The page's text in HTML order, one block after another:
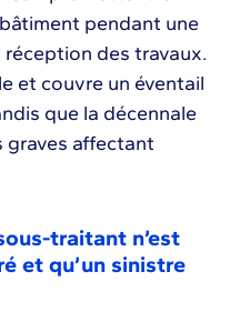
pendant une
des travaux.
et couvre un éventail
que la décennale
graves affectant
traitant n’est
et qu’un sinistre